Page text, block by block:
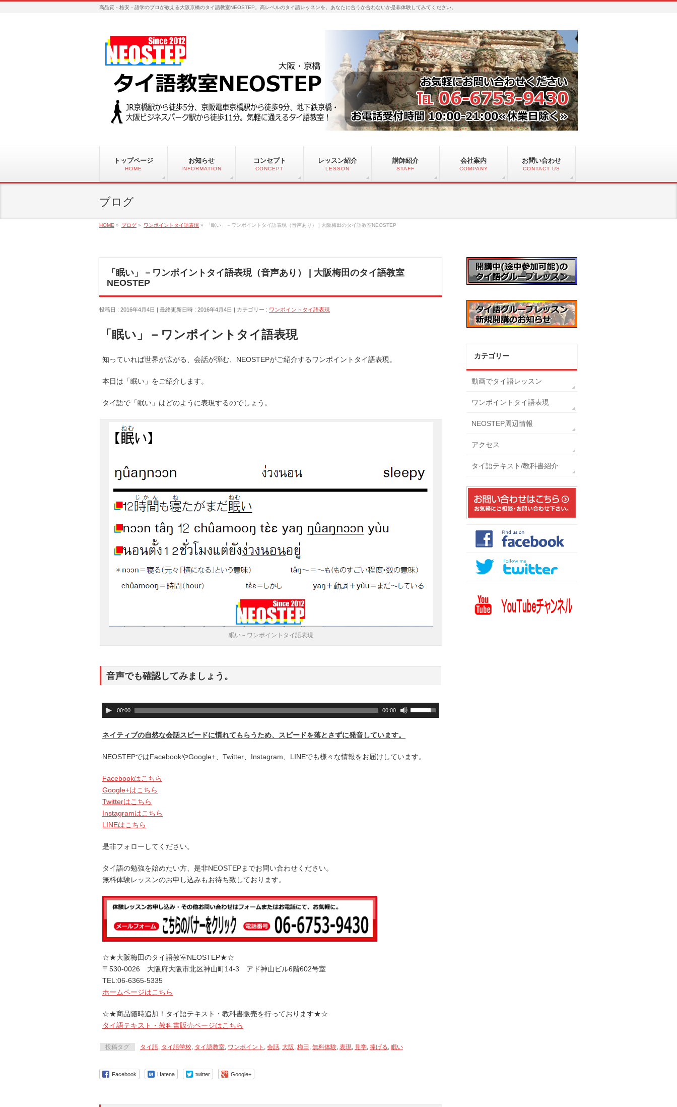
高品質・格安・語学のプロが教える大阪京橋のタイ語教室NEOSTEP。高レベルのタイ語レッスンを。あなたに合うか合わないか是非体験してみてください。
トップページ
HOME
お知らせ
INFORMATION
コンセプト
CONCEPT
レッスン紹介
LESSON
講師紹介
STAFF
会社案内
COMPANY
お問い合わせ
CONTACT US
ブログ
HOME » ブログ » ワンポイントタイ語表現 » 「眠い」－ワンポイントタイ語表現（音声あり） | 大阪梅田のタイ語教室NEOSTEP
「眠い」－ワンポイントタイ語表現（音声あり） | 大阪梅田のタイ語教室
NEOSTEP
投稿日 : 2016年4月4日 最終更新日時 : 2016年4月4日 カテゴリー : ワンポイントタイ語表現
「眠い」－ワンポイントタイ語表現
知っていれば世界が広がる、会話が弾む、NEOSTEPがご紹介するワンポイントタイ語表現。
本日は「眠い」をご紹介します。
タイ語で「眠い」はどのように表現するのでしょう。
眠い－ワンポイントタイ語表現
音声でも確認してみましょう。
音
声
プ
ー
ー
00:00 00:00
ボ
リ
ム
ネイティブの自然な会話スピードに慣れてもらうため、スピードを落とさずに発音しています。
NEOSTEPではFacebookやGoogle+、Twitter、Instagram、LINEでも様々な情報をお届けしています。
Facebookはこちら
Google+はこちら
Twitterはこちら
Instagramはこちら
LINEはこちら
是非フォローしてください。
タイ語の勉強を始めたい方、是非NEOSTEPまでお問い合わせください。
無料体験レッスンのお申し込みもお待ち致しております。
☆★大阪梅田のタイ語教室NEOSTEP★☆
〒530-0026 大阪府大阪市北区神山町14-3 アド神山ビル6階602号室
TEL:06-6365-5335
ホームページはこちら
☆★商品随時追加！タイ語テキスト・教科書販売を行っております★☆
タイ語テキスト・教科書販売ページはこちら
投稿タグ タイ語 タイ語学校 タイ語教室 ワンポイント 会話 大阪 梅田 無料体験 表現 見学 捧げる 眠い
Facebook Hatena twitter Google+
カテゴリー
動画でタイ語レッスン
ワンポイントタイ語表現
NEOSTEP周辺情報
アクセス
タイ語テキスト/教科書紹介